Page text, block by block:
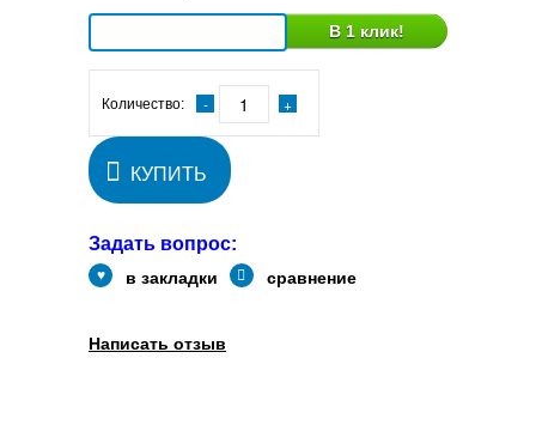
В 1 клик!
Количество:
КУПИТЬ
Задать вопрос:
в закладки сравнение
Написать отзыв